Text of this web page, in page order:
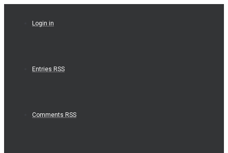
Login in
Entries RSS
Comments RSS